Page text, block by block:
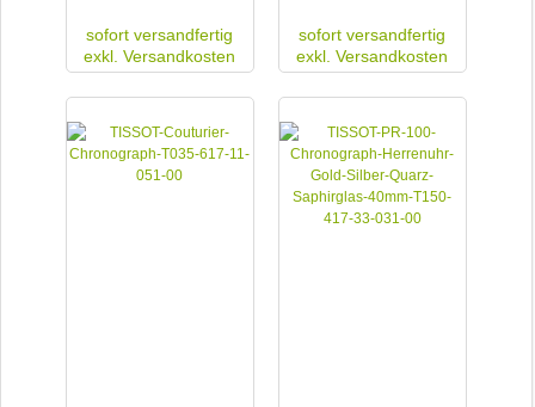
sofort versandfertig
exkl.Versandkosten
sofort versandfertig
exkl.Versandkosten